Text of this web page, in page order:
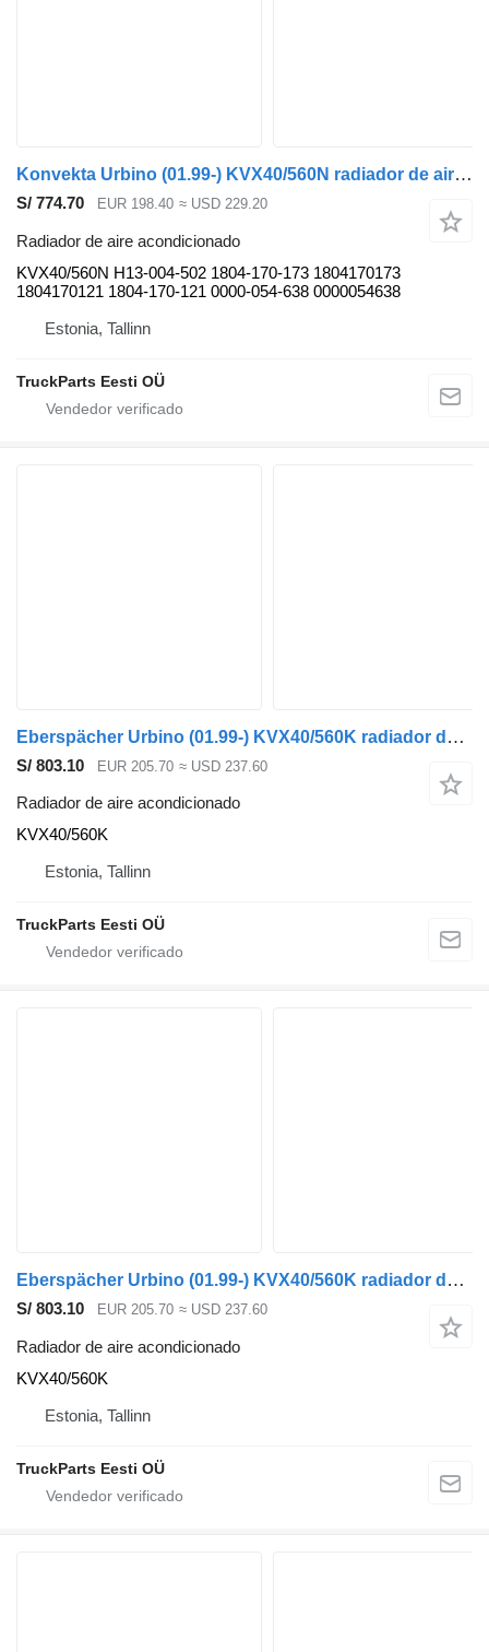
Konvekta Urbino (01.99-) KVX40/560N radiador de aire acondicionado para Solaris Urbino, Alpino, Vacanza (1999-) autobús
S/ 774.70 EUR 198.40 ≈ USD 229.20
Radiador de aire acondicionado
KVX40/560N H13-004-502 1804-170-173 1804170173
1804170121 1804-170-121 0000-054-638 0000054638
Estonia, Tallinn
TruckParts Eesti OÜ
Eberspächer Urbino (01.99-) KVX40/560K radiador de aire acondicionado para Solaris Urbino, Alpino, Vacanza (1999-) autobús
S/ 803.10 EUR 205.70 ≈ USD 237.60
Radiador de aire acondicionado
KVX40/560K
Estonia, Tallinn
TruckParts Eesti OÜ
Eberspächer Urbino (01.99-) KVX40/560K radiador de aire acondicionado para Solaris Urbino, Alpino, Vacanza (1999-) autobús
S/ 803.10 EUR 205.70 ≈ USD 237.60
Radiador de aire acondicionado
KVX40/560K
Estonia, Tallinn
TruckParts Eesti OÜ